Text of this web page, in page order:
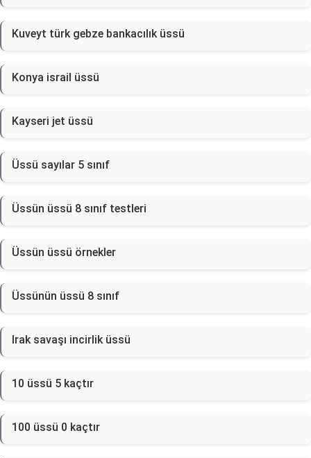
Kuveyt türk gebze bankacılık üssü
Konya israil üssü
Kayseri jet üssü
Üssü sayılar 5 sınıf
Üssün üssü 8 sınıf testleri
Üssün üssü örnekler
Üssünün üssü 8 sınıf
Irak savaşı incirlik üssü
10 üssü 5 kaçtır
100 üssü 0 kaçtır